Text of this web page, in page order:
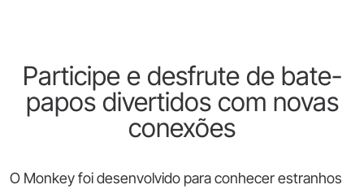
Participe e desfrute de bate-
papos divertidos com novas
conexões
O Monkey foi desenvolvido para conhecer estranhos